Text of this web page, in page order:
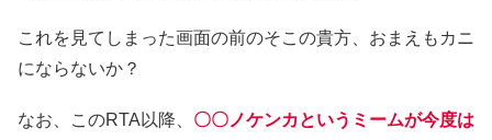
これを見てしまった画面の前のそこの貴方、おまえもカニ
にならないか？
なお、このRTA以降、 〇〇ノケンカというミームが今度は